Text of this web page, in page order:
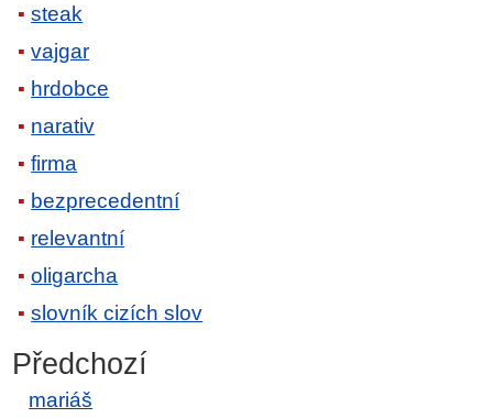
steak
vajgar
hrdobce
narativ
firma
bezprecedentní
relevantní
oligarcha
slovník cizích slov
Předchozí
mariáš